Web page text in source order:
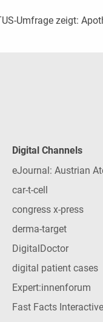
Umfrage zeigt:
Digital Channels
eJournal: Austrian
car-t-cell
congress x-press
derma-target
DigitalDoctor
digital patient cases
Expert:innenforum
Fast Facts Interactive